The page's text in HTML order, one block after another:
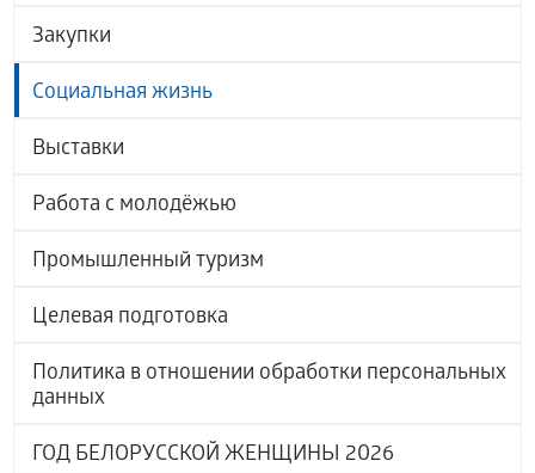
Закупки
Социальная жизнь
Выставки
Работа с молодёжью
Промышленный туризм
Целевая подготовка
Политика в отношении обработки персональных
данных
ГОД БЕЛОРУССКОЙ ЖЕНЩИНЫ 2026